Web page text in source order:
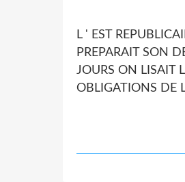
L ' EST
PREPARAIT SON
JOURS ON LISAIT
OBLIGATIONS DE